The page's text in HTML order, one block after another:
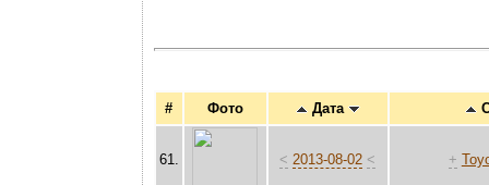
# Фото Дата
61. < 2013-08-02 < +